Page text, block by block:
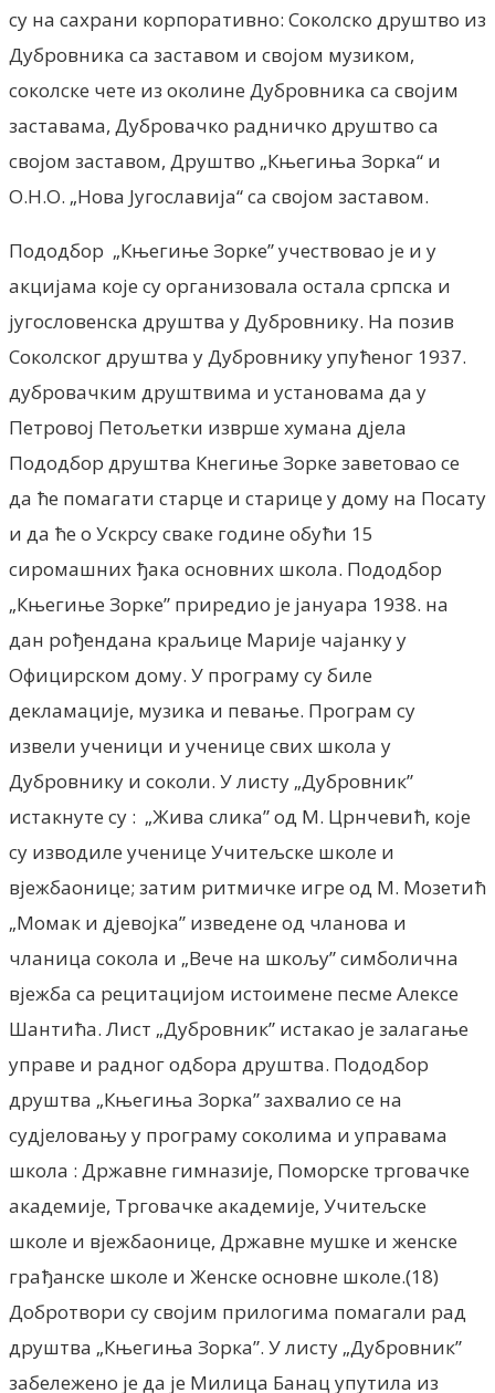
су на сахрани корпоративно: Соколско друштво из
Дубровника са заставом и својом музиком,
соколске чете из околине Дубровника са својим
заставама, Дубровачко радничко друштво са
својом заставом, Друштво „Књегиња Зорка“ и
О.Н.О. „Нова Југославија“ са својом заставом.
Пододбор „Књегиње Зорке” учествовао је и у
акцијама које су организовала остала српска и
југословенска друштва у Дубровнику. На позив
Соколског друштва у Дубровнику упућеног 1937.
дубровачким друштвима и установама да у
Петровоj Петољетки изврше хумана дjела
Пододбор друштва Кнегиње Зорке заветовао се
да ће помагати старце и старице у дому на Посату
и да ће о Ускрсу сваке године обући 15
сиромашних ђака основних школа. Пододбор
„Књегиње Зорке” приредио jе jануара 1938. на
дан рођендана краљице Мариjе чаjанку у
Официрском дому. У програму су биле
декламациjе, музика и певање. Програм су
извели ученици и ученице свих школа у
Дубровнику и соколи. У листу „Дубровник”
истакнуте су : „Жива слика” од М. Црнчевић, које
су изводиле ученице Учитељске школе и
вјежбаонице; затим ритмичке игре од М. Мозетић
„Момак и дјевојка” изведене од чланова и
чланица сокола и „Вече на шкољу” симболична
вјежба са рецитацијом истоимене песме Алексе
Шантића. Лист „Дубровник” истакао jе залагање
управе и радног одбора друштва. Пододбор
друштва „Књегиња Зорка” захвалио се на
судјеловању у програму соколима и управама
школа : Државне гимназије, Поморске трговачке
академије, Трговачке академије, Учитељске
школе и вјежбаонице, Државне мушке и женске
грађанске школе и Женске основне школе.(18)
Добротвори су својим прилогима помагали рад
друштва „Књегиња Зорка”. У листу „Дубровник”
забележено је да је Милица Банац упутила из